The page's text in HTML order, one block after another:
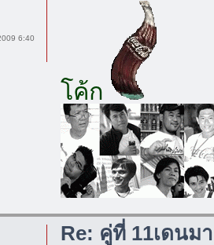
โค้ก
6:40
Re: คู่ที่ 11เดนม